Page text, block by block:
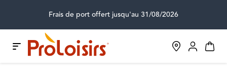
Frais de port offert jusqu'au 31/08/2026